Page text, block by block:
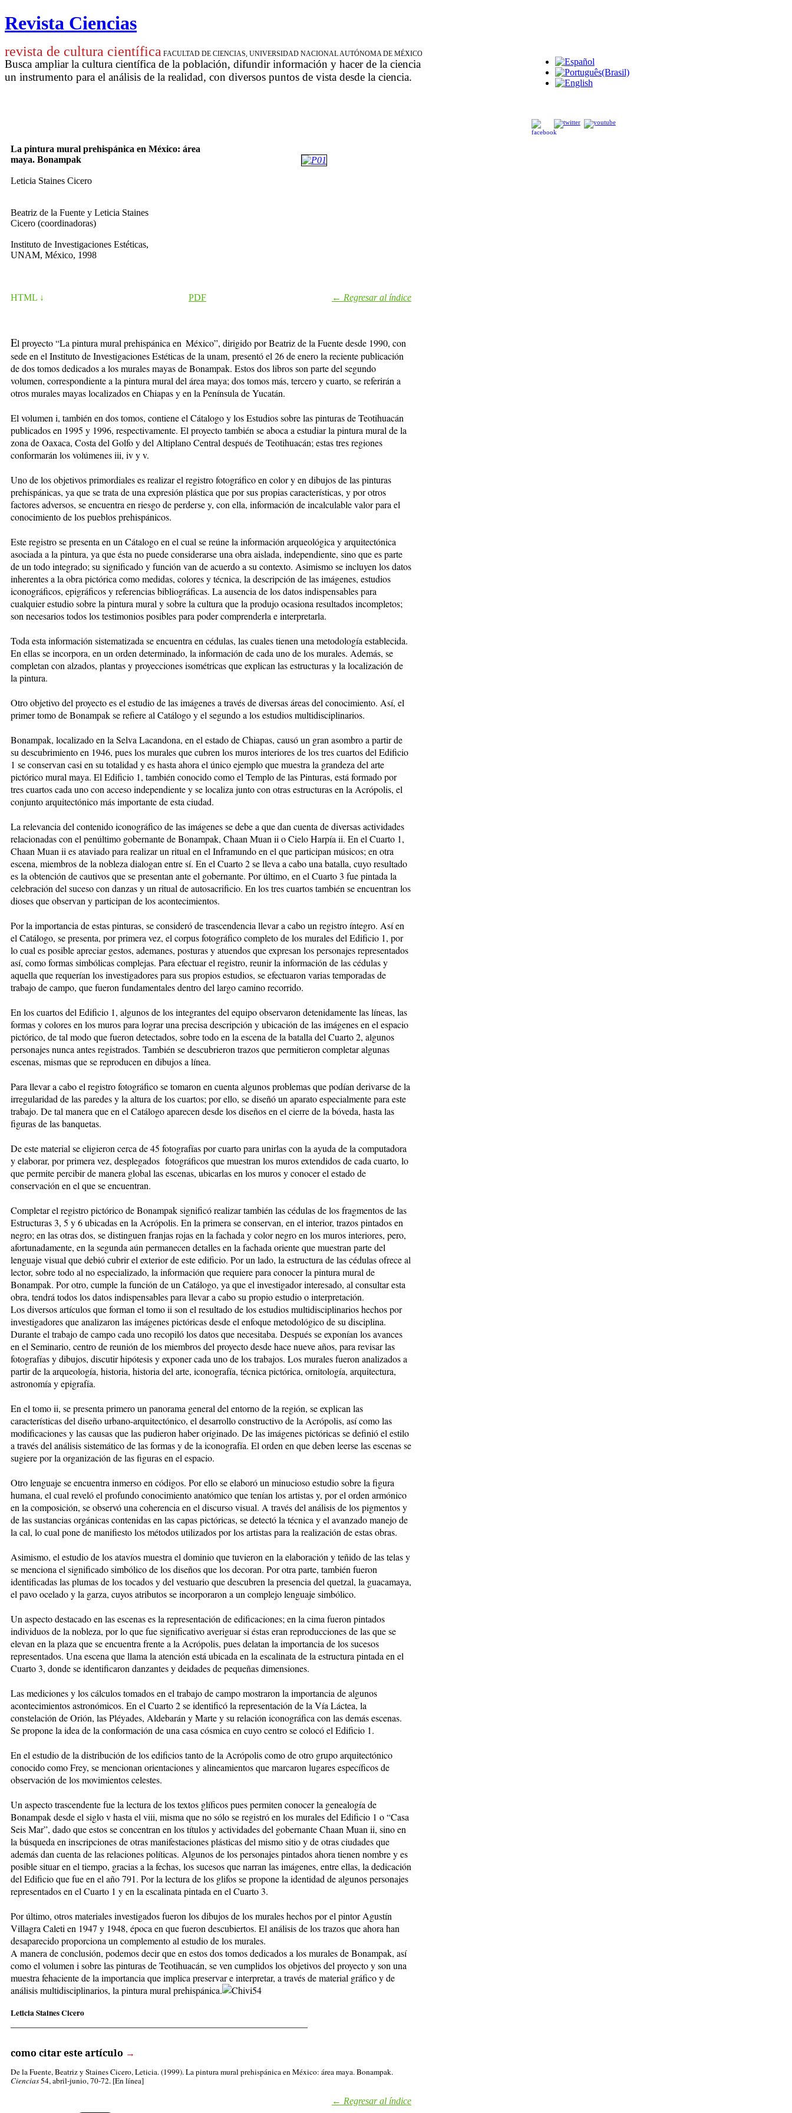
Revista Ciencias
revista de cultura científica FACULTAD DE CIENCIAS, UNIVERSIDAD NACIONAL AUTÓNOMA DE MÉXICO
Busca ampliar la cultura científica de la población, difundir información y hacer de la ciencia
un instrumento para el análisis de la realidad, con diversos puntos de vista desde la ciencia.
La pintura mural prehispánica en México: área
maya. Bonampak
Leticia Staines Cicero
Beatriz de la Fuente y Leticia Staines
Cicero (coordinadoras)
Instituto de Investigaciones Estéticas,
UNAM, México, 1998
HTML ↓ PDF ← Regresar al índice
El proyecto “La pintura mural prehispánica en México”, dirigido por Beatriz de la Fuente desde 1990, con
sede en el Instituto de Investigaciones Estéticas de la unam, presentó el 26 de enero la reciente publicación
de dos tomos dedicados a los murales mayas de Bonampak. Estos dos libros son parte del segundo
volumen, correspondiente a la pintura mural del área maya; dos tomos más, tercero y cuarto, se referirán a
otros murales mayas localizados en Chiapas y en la Península de Yucatán.
El volumen i, también en dos tomos, contiene el Cátalogo y los Estudios sobre las pinturas de Teotihuacán
publicados en 1995 y 1996, respectivamente. El proyecto también se aboca a estudiar la pintura mural de la
zona de Oaxaca, Costa del Golfo y del Altiplano Central después de Teotihuacán; estas tres regiones
conformarán los volúmenes iii, iv y v.
Uno de los objetivos primordiales es realizar el registro fotográfico en color y en dibujos de las pinturas
prehispánicas, ya que se trata de una expresión plástica que por sus propias características, y por otros
factores adversos, se encuentra en riesgo de perderse y, con ella, información de incalculable valor para el
conocimiento de los pueblos prehispánicos.
Este registro se presenta en un Cátalogo en el cual se reúne la información arqueológica y arquitectónica
asociada a la pintura, ya que ésta no puede considerarse una obra aislada, independiente, sino que es parte
de un todo integrado; su significado y función van de acuerdo a su contexto. Asimismo se incluyen los datos
inherentes a la obra pictórica como medidas, colores y técnica, la descripción de las imágenes, estudios
iconográficos, epigráficos y referencias bibliográficas. La ausencia de los datos indispensables para
cualquier estudio sobre la pintura mural y sobre la cultura que la produjo ocasiona resultados incompletos;
son necesarios todos los testimonios posibles para poder comprenderla e interpretarla.
Toda esta información sistematizada se encuentra en cédulas, las cuales tienen una metodología establecida.
En ellas se incorpora, en un orden determinado, la información de cada uno de los murales. Además, se
completan con alzados, plantas y proyecciones isométricas que explican las estructuras y la localización de
la pintura.
Otro objetivo del proyecto es el estudio de las imágenes a través de diversas áreas del conocimiento. Así, el
primer tomo de Bonampak se refiere al Catálogo y el segundo a los estudios multidisciplinarios.
Bonampak, localizado en la Selva Lacandona, en el estado de Chiapas, causó un gran asombro a partir de
su descubrimiento en 1946, pues los murales que cubren los muros interiores de los tres cuartos del Edificio
1 se conservan casi en su totalidad y es hasta ahora el único ejemplo que muestra la grandeza del arte
pictórico mural maya. El Edificio 1, también conocido como el Templo de las Pinturas, está formado por
tres cuartos cada uno con acceso independiente y se localiza junto con otras estructuras en la Acrópolis, el
conjunto arquitectónico más importante de esta ciudad.
La relevancia del contenido iconográfico de las imágenes se debe a que dan cuenta de diversas actividades
relacionadas con el penúltimo gobernante de Bonampak, Chaan Muan ii o Cielo Harpía ii. En el Cuarto 1,
Chaan Muan ii es ataviado para realizar un ritual en el Inframundo en el que participan músicos; en otra
escena, miembros de la nobleza dialogan entre sí. En el Cuarto 2 se lleva a cabo una batalla, cuyo resultado
es la obtención de cautivos que se presentan ante el gobernante. Por último, en el Cuarto 3 fue pintada la
celebración del suceso con danzas y un ritual de autosacrificio. En los tres cuartos también se encuentran los
dioses que observan y participan de los acontecimientos.
Por la importancia de estas pinturas, se consideró de trascendencia llevar a cabo un registro íntegro. Así en
el Catálogo, se presenta, por primera vez, el corpus fotográfico completo de los murales del Edificio 1, por
lo cual es posible apreciar gestos, ademanes, posturas y atuendos que expresan los personajes representados
así, como formas simbólicas complejas. Para efectuar el registro, reunir la información de las cédulas y
aquella que requerían los investigadores para sus propios estudios, se efectuaron varias temporadas de
trabajo de campo, que fueron fundamentales dentro del largo camino recorrido.
En los cuartos del Edificio 1, algunos de los integrantes del equipo observaron detenidamente las líneas, las
formas y colores en los muros para lograr una precisa descripción y ubicación de las imágenes en el espacio
pictórico, de tal modo que fueron detectados, sobre todo en la escena de la batalla del Cuarto 2, algunos
personajes nunca antes registrados. También se descubrieron trazos que permitieron completar algunas
escenas, mismas que se reproducen en dibujos a línea.
Para llevar a cabo el registro fotográfico se tomaron en cuenta algunos problemas que podían derivarse de la
irregularidad de las paredes y la altura de los cuartos; por ello, se diseñó un aparato especialmente para este
trabajo. De tal manera que en el Catálogo aparecen desde los diseños en el cierre de la bóveda, hasta las
figuras de las banquetas.
De este material se eligieron cerca de 45 fotografías por cuarto para unirlas con la ayuda de la computadora
y elaborar, por primera vez, desplegados fotográficos que muestran los muros extendidos de cada cuarto, lo
que permite percibir de manera global las escenas, ubicarlas en los muros y conocer el estado de
conservación en el que se encuentran.
Completar el registro pictórico de Bonampak significó realizar también las cédulas de los fragmentos de las
Estructuras 3, 5 y 6 ubicadas en la Acrópolis. En la primera se conservan, en el interior, trazos pintados en
negro; en las otras dos, se distinguen franjas rojas en la fachada y color negro en los muros interiores, pero,
afortunadamente, en la segunda aún permanecen detalles en la fachada oriente que muestran parte del
lenguaje visual que debió cubrir el exterior de este edificio. Por un lado, la estructura de las cédulas ofrece al
lector, sobre todo al no especializado, la información que requiere para conocer la pintura mural de
Bonampak. Por otro, cumple la función de un Catálogo, ya que el investigador interesado, al consultar esta
obra, tendrá todos los datos indispensables para llevar a cabo su propio estudio o interpretación.
Los diversos artículos que forman el tomo ii son el resultado de los estudios multidisciplinarios hechos por
investigadores que analizaron las imágenes pictóricas desde el enfoque metodológico de su disciplina.
Durante el trabajo de campo cada uno recopiló los datos que necesitaba. Después se exponían los avances
en el Seminario, centro de reunión de los miembros del proyecto desde hace nueve años, para revisar las
fotografías y dibujos, discutir hipótesis y exponer cada uno de los trabajos. Los murales fueron analizados a
partir de la arqueología, historia, historia del arte, iconografía, técnica pictórica, ornitología, arquitectura,
astronomía y epigrafía.
En el tomo ii, se presenta primero un panorama general del entorno de la región, se explican las
características del diseño urbano-arquitectónico, el desarrollo constructivo de la Acrópolis, así como las
modificaciones y las causas que las pudieron haber originado. De las imágenes pictóricas se definió el estilo
a través del análisis sistemático de las formas y de la iconografía. El orden en que deben leerse las escenas se
sugiere por la organización de las figuras en el espacio.
Otro lenguaje se encuentra inmerso en códigos. Por ello se elaboró un minucioso estudio sobre la figura
humana, el cual reveló el profundo conocimiento anatómico que tenían los artistas y, por el orden armónico
en la composición, se observó una coherencia en el discurso visual. A través del análisis de los pigmentos y
de las sustancias orgánicas contenidas en las capas pictóricas, se detectó la técnica y el avanzado manejo de
la cal, lo cual pone de manifiesto los métodos utilizados por los artistas para la realización de estas obras.
Asimismo, el estudio de los atavíos muestra el dominio que tuvieron en la elaboración y teñido de las telas y
se menciona el significado simbólico de los diseños que los decoran. Por otra parte, también fueron
identificadas las plumas de los tocados y del vestuario que descubren la presencia del quetzal, la guacamaya,
el pavo ocelado y la garza, cuyos atributos se incorporaron a un complejo lenguaje simbólico.
Un aspecto destacado en las escenas es la representación de edificaciones; en la cima fueron pintados
individuos de la nobleza, por lo que fue significativo averiguar si éstas eran reproducciones de las que se
elevan en la plaza que se encuentra frente a la Acrópolis, pues delatan la importancia de los sucesos
representados. Una escena que llama la atención está ubicada en la escalinata de la estructura pintada en el
Cuarto 3, donde se identificaron danzantes y deidades de pequeñas dimensiones.
Las mediciones y los cálculos tomados en el trabajo de campo mostraron la importancia de algunos
acontecimientos astronómicos. En el Cuarto 2 se identificó la representación de la Vía Láctea, la
constelación de Orión, las Pléyades, Aldebarán y Marte y su relación iconográfica con las demás escenas.
Se propone la idea de la conformación de una casa cósmica en cuyo centro se colocó el Edificio 1.
En el estudio de la distribución de los edificios tanto de la Acrópolis como de otro grupo arquitectónico
conocido como Frey, se mencionan orientaciones y alineamientos que marcaron lugares específicos de
observación de los movimientos celestes.
Un aspecto trascendente fue la lectura de los textos glíficos pues permiten conocer la genealogía de
Bonampak desde el siglo v hasta el viii, misma que no sólo se registró en los murales del Edificio 1 o “Casa
Seis Mar”, dado que estos se concentran en los títulos y actividades del gobernante Chaan Muan ii, sino en
la búsqueda en inscripciones de otras manifestaciones plásticas del mismo sitio y de otras ciudades que
además dan cuenta de las relaciones políticas. Algunos de los personajes pintados ahora tienen nombre y es
posible situar en el tiempo, gracias a la fechas, los sucesos que narran las imágenes, entre ellas, la dedicación
del Edificio que fue en el año 791. Por la lectura de los glifos se propone la identidad de algunos personajes
representados en el Cuarto 1 y en la escalinata pintada en el Cuarto 3.
Por último, otros materiales investigados fueron los dibujos de los murales hechos por el pintor Agustín
Villagra Caleti en 1947 y 1948, época en que fueron descubiertos. El análisis de los trazos que ahora han
desaparecido proporciona un complemento al estudio de los murales.
A manera de conclusión, podemos decir que en estos dos tomos dedicados a los murales de Bonampak, así
como el volumen i sobre las pinturas de Teotihuacán, se ven cumplidos los objetivos del proyecto y son una
muestra fehaciente de la importancia que implica preservar e interpretar, a través de material gráfico y de
análisis multidisciplinarios, la pintura mural prehispánica.
Leticia Staines Cicero
como citar este artículo →
De la Fuente, Beatrizy Staines Cicero, Leticia. (1999). La pintura mural prehispánica en México: área maya. Bonampak.
Ciencias54, abril-junio, 70-72. [En línea]
← Regresar al índice